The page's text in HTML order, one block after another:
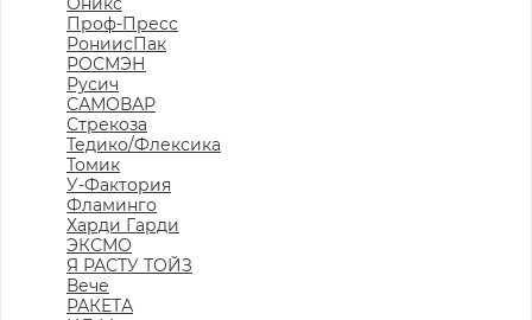
Проф-Пресс
РониисПак
РОСМЭН
Русич
САМОВАР
Стрекоза
Тедико/Флексика
Томик
У-Фактория
Фламинго
Харди Гарди
ЭКСМО
Я РАСТУ ТОЙЗ
Вече
РАКЕТА